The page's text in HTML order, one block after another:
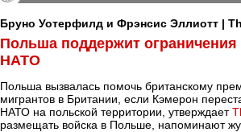
Бруно Уотерфилд и Фрэнсис Эллиотт |
Польша поддержит
НАТО
Польша вызвалась помочь британскому
мигрантов в Британии, если Кэмерон
НАТО на польской территории, утверждает
размещать войска в Польше, напоминают